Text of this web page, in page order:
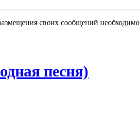
своих сообщений необходимо
песня)